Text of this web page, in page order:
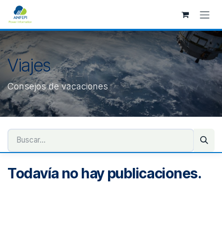
Ir al contenido
Viajes
Consejos de vacaciones
Todavía no hay publicaciones.